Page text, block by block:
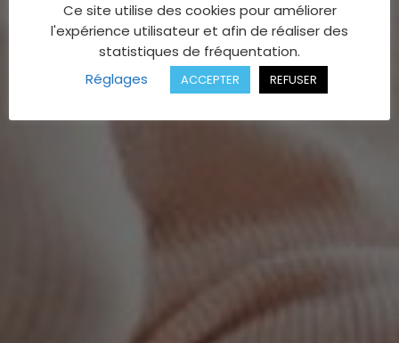
Ce site utilise des cookies pour améliorer
l'expérience utilisateur et afin de réaliser des
statistiques de fréquentation.
Réglages
ACCEPTER REFUSER